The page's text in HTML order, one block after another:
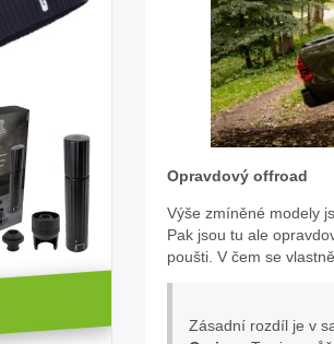
Opravdový offroad
Výše zmíněné modely
Pak jsou tu ale
poušti. V čem se
Zásadní rozdíl je v